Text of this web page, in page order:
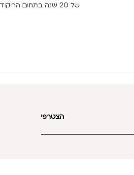
של 20 שנה בתחום הריקוד והפילאטיס
הצטרפי